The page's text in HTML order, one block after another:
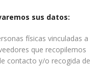
sus datos:
físicas vinculadas a
que recopilemos
contacto y/o recogida de